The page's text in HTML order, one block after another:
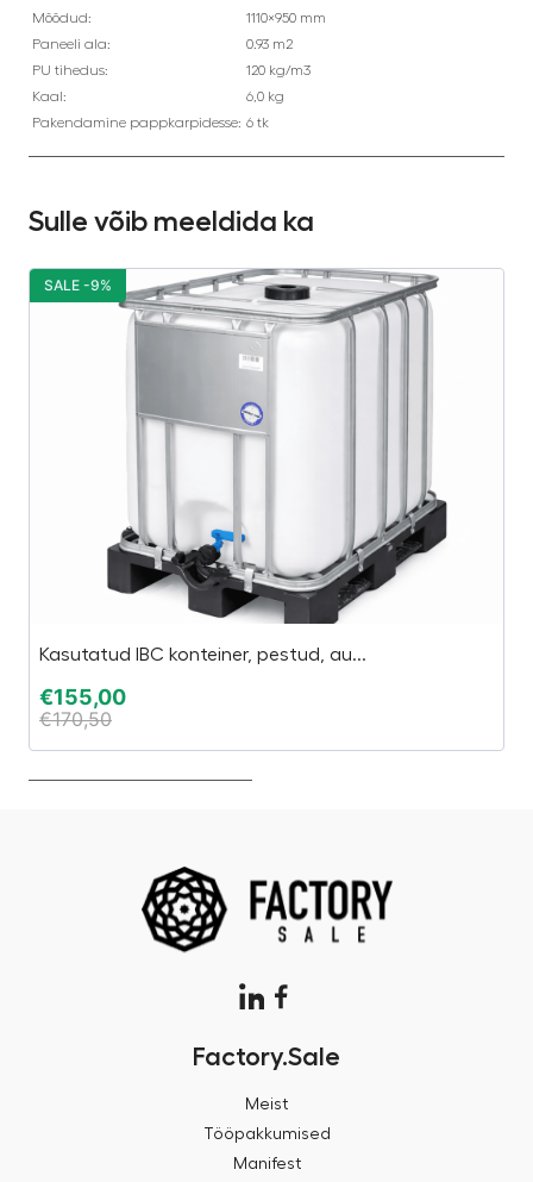
Mõõdud:
1110×950 mm
Paneeli ala:
0.93 m2
PU tihedus:
120 kg/m3
Kaal:
6,0 kg
Pakendamine pappkarpidesse: 6 tk
Sulle võib meeldida ka
Kasutatud IBC konteiner, pestud, au...
€155,00
€170,50
SALE -9%
Factory.Sale
Meist
Tööpakkumised
Manifest